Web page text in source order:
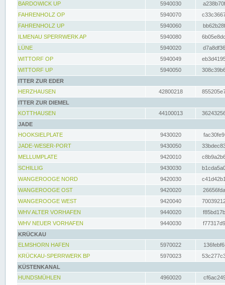
BARDOWICK UP
5940030
FAHRENHOLZ OP
5940070
FAHRENHOLZ UP
5940060
ILMENAU SPERRWERK AP
5940080
LÜNE
5940020
WITTORF OP
5940049
WITTORF UP
5940050
ITTER ZUR EDER
HERZHAUSEN
42800218
ITTER ZUR DIEMEL
KOTTHAUSEN
44100013
JADE
HOOKSIELPLATE
9430020
JADE-WESER-PORT
9430050
MELLUMPLATE
9420010
SCHILLIG
9430030
WANGEROOGE NORD
9420030
WANGEROOGE OST
9420020
WANGEROOGE WEST
9420040
WHV ALTER VORHAFEN
9440020
WHV NEUER VORHAFEN
9440030
KRÜCKAU
ELMSHORN HAFEN
5970022
KRÜCKAU-SPERRWERK BP
5970023
KÜSTENKANAL
HUNDSMÜHLEN
4960020